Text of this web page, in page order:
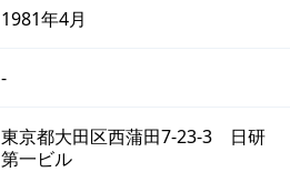
1981年4月
-
東京都大田区西蒲田7-23-3 日研
第一ビル